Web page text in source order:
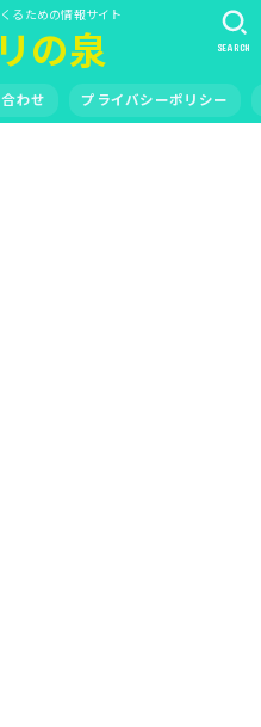
るための情報サイト
の泉
わせ プライバシーポリシー
SEARCH